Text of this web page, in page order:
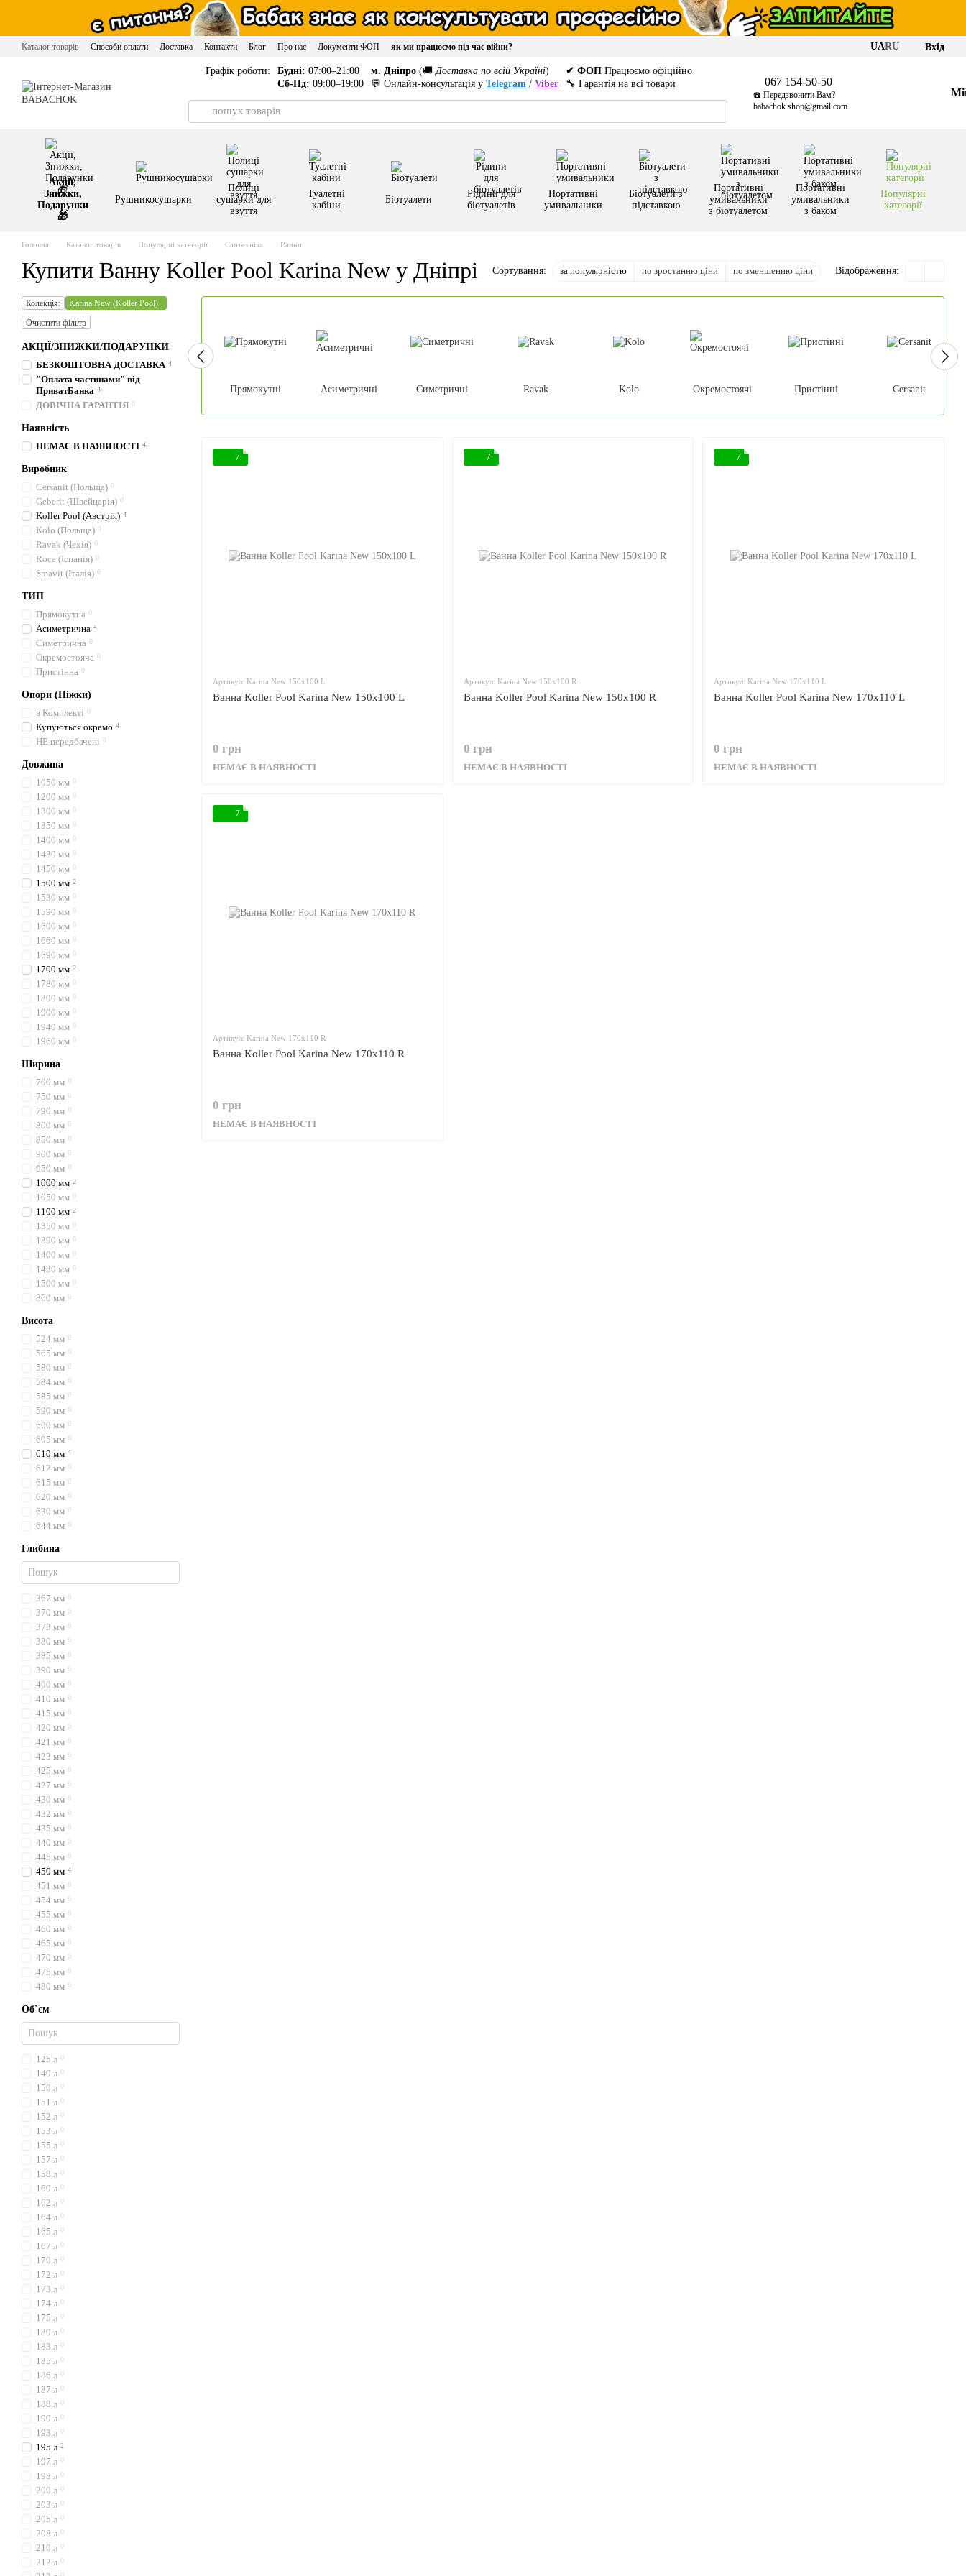
Перейти до основного контенту
Каталог товарів Способи оплати Доставка Контакти Блог Про нас Документи ФОП як ми працюємо під час війни? UARU Вхід
Графік роботи: Будні: 07:00–21:00
Сб-Нд: 09:00–19:00
м. Дніпро (🚚 Доставка по всій Україні)
💬 Онлайн-консультація у Telegram / Viber
✔ ФОП Працюємо офіційно
🔧 Гарантія на всі товари
067 154-50-50
☎️ Передзвонити Вам?
babachok.shop@gmail.com
Акції,
Знижки,
Подарунки
🎁
Рушникосушарки
Полиці
сушарки для
взуття
Туалетні
кабіни
Біотуалети
Рідини для
біотуалетів
Портативні
умивальники
Біотуалети з
підставкою
Портативні
умивальники
з біотуалетом
Портативні
умивальники
з баком
Популярні
категорії
Головна Каталог товарів Популярні категорії Сантехніка Ванни
Купити Ванну Koller Pool Karina New у Дніпрі Сортування: за популярністю по зростанню ціни по зменшенню ціни Відображення:
Прямокутні Асиметричні Симетричні Ravak Kolo Окремостоячі Пристінні Cersanit
7
Артикул: Karina New 150x100 L
Ванна Koller Pool Karina New 150x100 L
0 грн
НЕМАЄ В НАЯВНОСТІ
7
Артикул: Karina New 150x100 R
Ванна Koller Pool Karina New 150x100 R
0 грн
НЕМАЄ В НАЯВНОСТІ
7
Артикул: Karina New 170x110 L
Ванна Koller Pool Karina New 170x110 L
0 грн
НЕМАЄ В НАЯВНОСТІ
7
Артикул: Karina New 170x110 R
Ванна Koller Pool Karina New 170x110 R
0 грн
НЕМАЄ В НАЯВНОСТІ
Колекція:
Karina New (Koller Pool)
Очистити фільтр
АКЦІЇ/ЗНИЖКИ/ПОДАРУНКИ
БЕЗКОШТОВНА ДОСТАВКА 4
"Оплата частинами" від
ПриватБанка 4
ДОВІЧНА ГАРАНТІЯ 0
Наявність
НЕМАЄ В НАЯВНОСТІ 4
Виробник
Cersanit (Польща) 0
Geberit (Швейцарія) 0
Koller Pool (Австрія) 4
Kolo (Польща) 0
Ravak (Чехія) 0
Roca (Іспанія) 0
Smavit (Італія) 0
ТИП
Прямокутна 0
Асиметрична 4
Симетрична 0
Окремостояча 0
Пристінна 0
Опори (Ніжки)
в Комплекті 0
Купуються окремо 4
НЕ передбачені 0
Довжина
1050 мм 0
1200 мм 0
1300 мм 0
1350 мм 0
1400 мм 0
1430 мм 0
1450 мм 0
1500 мм 2
1530 мм 0
1590 мм 0
1600 мм 0
1660 мм 0
1690 мм 0
1700 мм 2
1780 мм 0
1800 мм 0
1900 мм 0
1940 мм 0
1960 мм 0
Ширина
700 мм 0
750 мм 0
790 мм 0
800 мм 0
850 мм 0
900 мм 0
950 мм 0
1000 мм 2
1050 мм 0
1100 мм 2
1350 мм 0
1390 мм 0
1400 мм 0
1430 мм 0
1500 мм 0
860 мм 0
Висота
524 мм 0
565 мм 0
580 мм 0
584 мм 0
585 мм 0
590 мм 0
600 мм 0
605 мм 0
610 мм 4
612 мм 0
615 мм 0
620 мм 0
630 мм 0
644 мм 0
Глибина
367 мм 0
370 мм 0
373 мм 0
380 мм 0
385 мм 0
390 мм 0
400 мм 0
410 мм 0
415 мм 0
420 мм 0
421 мм 0
423 мм 0
425 мм 0
427 мм 0
430 мм 0
432 мм 0
435 мм 0
440 мм 0
445 мм 0
450 мм 4
451 мм 0
454 мм 0
455 мм 0
460 мм 0
465 мм 0
470 мм 0
475 мм 0
480 мм 0
Об`єм
125 л 0
140 л 0
150 л 0
151 л 0
152 л 0
153 л 0
155 л 0
157 л 0
158 л 0
160 л 0
162 л 0
164 л 0
165 л 0
167 л 0
170 л 0
172 л 0
173 л 0
174 л 0
175 л 0
180 л 0
183 л 0
185 л 0
186 л 0
187 л 0
188 л 0
190 л 0
193 л 0
195 л 2
197 л 0
198 л 0
200 л 0
203 л 0
205 л 0
208 л 0
210 л 0
212 л 0